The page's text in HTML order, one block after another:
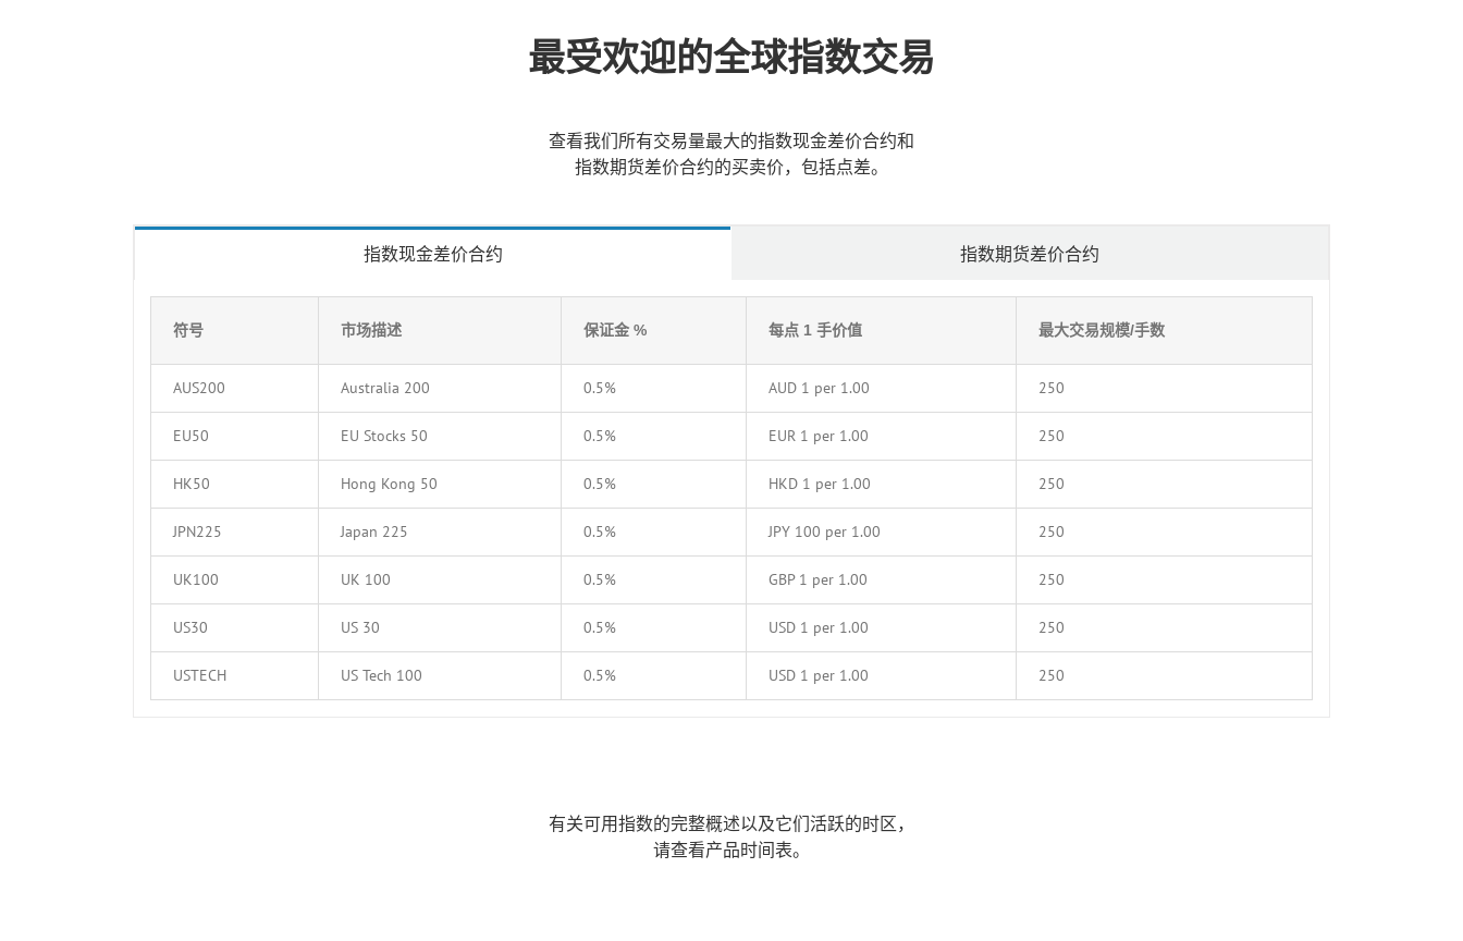
最受欢迎的全球指数交易
查看我们所有交易量最大的指数现金差价合约和
指数期货差价合约的买卖价，包括点差。
指数现金差价合约 指数期货差价合约
符号 市场描述 保证金 % 每点 1 手价值 最大交易规模/手数
AUS200 Australia 200 0.5% AUD 1 per 1.00 250
EU50 EU Stocks 50 0.5% EUR 1 per 1.00 250
HK50 Hong Kong 50 0.5% HKD 1 per 1.00 250
JPN225 Japan 225 0.5% JPY 100 per 1.00 250
UK100 UK 100 0.5% GBP 1 per 1.00 250
US30 US 30 0.5% USD 1 per 1.00 250
USTECH US Tech 100 0.5% USD 1 per 1.00 250
有关可用指数的完整概述以及它们活跃的时区，
请查看产品时间表。